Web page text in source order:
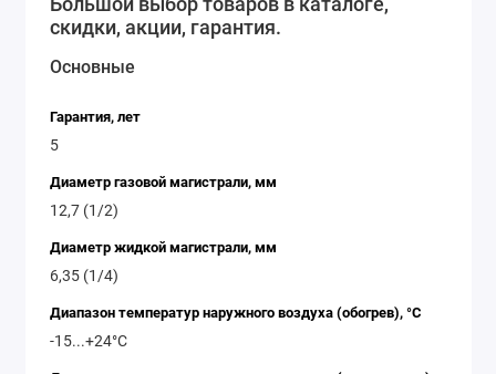
скидки, акции, гарантия.
Основные
Гарантия, лет
5
Диаметр газовой магистрали, мм
12,7 (1/2)
Диаметр жидкой магистрали, мм
6,35 (1/4)
Диапазон температур наружного воздуха (обогрев), °C
-15...+24°С